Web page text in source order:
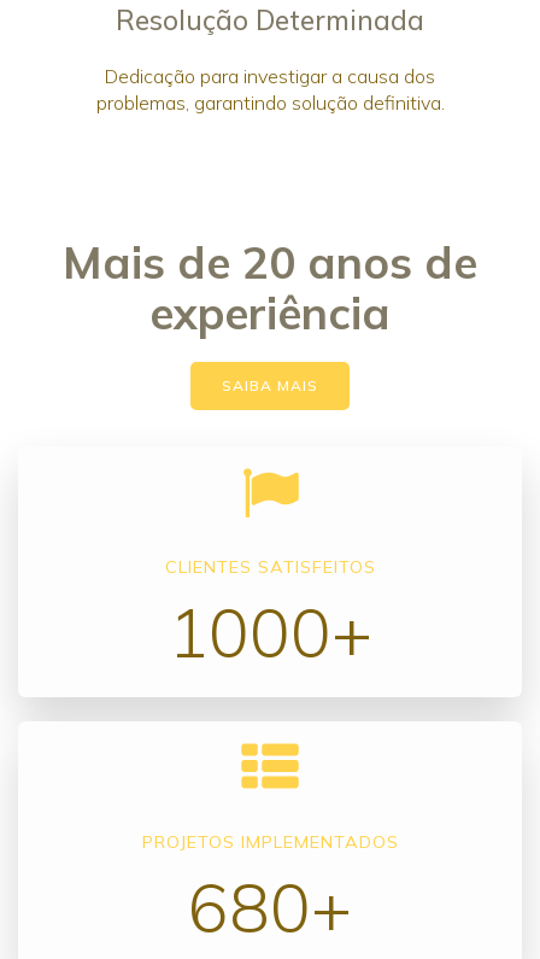
Resolução Determinada
Dedicação para investigar a causa dos
problemas, garantindo solução definitiva.
Mais de 20 anos de
experiência
SAIBA MAIS
CLIENTES SATISFEITOS
1000+
PROJETOS IMPLEMENTADOS
680+